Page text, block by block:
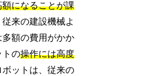
になることが課
来の建設機械よ
多額の費用がかか
トの操作には高度
ボットは、従来の